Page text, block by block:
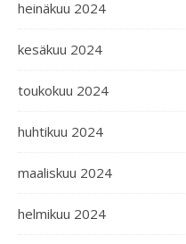
heinäkuu 2024
kesäkuu 2024
toukokuu 2024
huhtikuu 2024
maaliskuu 2024
helmikuu 2024